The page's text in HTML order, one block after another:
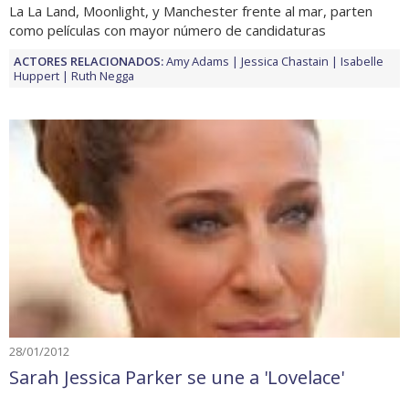
La La Land, Moonlight, y Manchester frente al mar, parten
como películas con mayor número de candidaturas
ACTORES RELACIONADOS:Amy Adams Jessica Chastain
Isabelle
Huppert
Ruth Negga
28/01/2012
Sarah Jessica Parker se une a 'Lovelace'